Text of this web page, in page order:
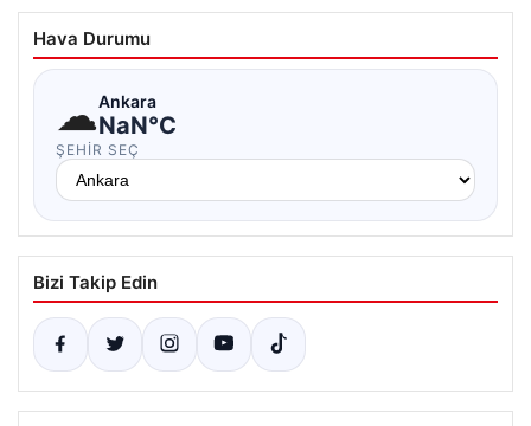
Hava Durumu
☁Ankara
NaN°C
ŞEHIR SEÇ
Bizi Takip Edin